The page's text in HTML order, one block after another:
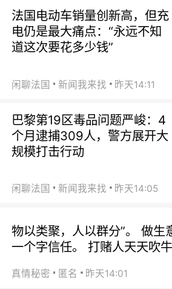
法国电动车销量创新高，但充
电仍是最大痛点：“永远不知
道这次要花多少钱”
闲聊法国 新闻我来找 昨天14:11
巴黎第19区毒品问题严峻：4
个月逮捕309人，警方展开大
规模打击行动
闲聊法国 新闻我来找 昨天14:05
物以类聚，人以群分”。 做生
一个字信任。 打赌人天天吹
真情秘密 匿名 昨天14:01